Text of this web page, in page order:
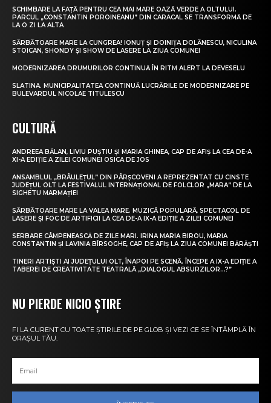
SCHIMBARE LA FAȚĂ PENTRU CEA MAI MARE OAZĂ VERDE A OLTULUI.
PARCUL „CONSTANTIN POROINEANU” DIN CARACAL SE TRANSFORMĂ DE
LA O ZI LA ALTA
SĂRBĂTOARE MARE LA CUNGREA! IONUȚ ȘI DOINIȚA DOLĂNESCU, NICULINA
STOICAN, SHONDY ȘI SHOW DE LASERE LA ZIUA COMUNEI
MODERNIZAREA DRUMURILOR CONTINUĂ ÎN RITM ALERT LA DEVESELU
SLATINA. MUNICIPALITATEA CONTINUĂ LUCRĂRILE DE MODERNIZARE PE
BULEVARDUL NICOLAE TITULESCU
CULTURĂ
ANDREEA BĂLAN, LIVIU PUȘTIU ȘI MARIA GHINEA, CAP DE AFIȘ LA CEA DE-A
XI-A EDIȚIE A ZILEI COMUNEI OSICA DE JOS
ANSAMBLUL „BRÂULEȚUL” DIN PÂRȘCOVENI A REPREZENTAT CU CINSTE
JUDEȚUL OLT LA FESTIVALUL INTERNAȚIONAL DE FOLCLOR „MARA” DE LA
SIGHETU MARMAȚIEI
SĂRBĂTOARE MARE LA VALEA MARE. MUZICĂ POPULARĂ, SPECTACOL DE
LASERE ȘI FOC DE ARTIFICII LA CEA DE-A IX-A EDIȚIE A ZILEI COMUNEI
SERBARE CÂMPENEASCĂ DE ZILE MARI. IRINA MARIA BIROU, MARIA
CONSTANTIN ȘI LAVINIA BÎRSOGHE, CAP DE AFIȘ LA ZIUA COMUNEI BĂRĂȘTI
TINERI ARTIȘTI AI JUDEȚULUI OLT, ÎNAPOI PE SCENĂ. ÎNCEPE A IX-A EDIȚIE A
TABEREI DE CREATIVITATE TEATRALĂ „DIALOGUL ABSURZILOR…?”
NU PIERDE NICIO ȘTIRE
FI LA CURENT CU TOATE ȘTIRILE DE PE GLOB ȘI VEZI CE SE ÎNTÂMPLĂ ÎN
ORAȘUL TĂU.